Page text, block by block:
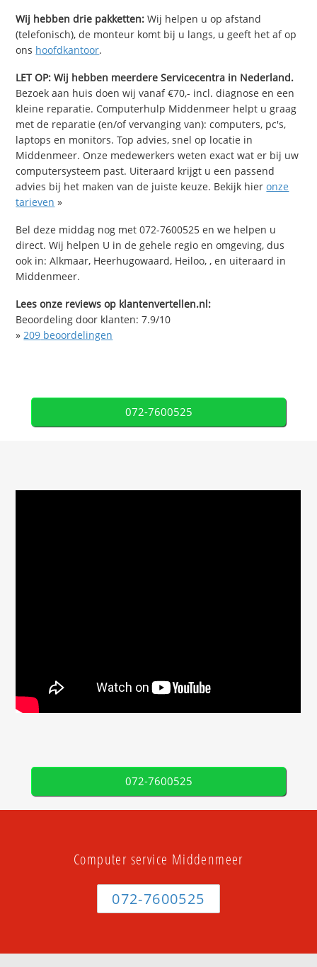
Wij hebben drie pakketten: Wij helpen u op afstand
(telefonisch), de monteur komt bij u langs, u geeft het af op
ons hoofdkantoor.
LET OP: Wij hebben meerdere Servicecentra in Nederland.
Bezoek aan huis doen wij vanaf €70,- incl. diagnose en een
kleine reparatie. Computerhulp Middenmeer helpt u graag
met de reparatie (en/of vervanging van): computers, pc's,
laptops en monitors. Top advies, snel op locatie in
Middenmeer. Onze medewerkers weten exact wat er bij uw
computersysteem past. Uiteraard krijgt u een passend
advies bij het maken van de juiste keuze. Bekijk hieronze
tarieven »
Bel deze middag nog met 072-7600525 en we helpen u
direct. Wij helpen U in de gehele regio en omgeving, dus
ook in: Alkmaar, Heerhugowaard, Heiloo, , en uiteraard in
Middenmeer.
Lees onze reviews op klantenvertellen.nl:
Beoordeling door klanten:7.9/10
» 209 beoordelingen
072-7600525
072-7600525
Computer service Middenmeer
072-7600525